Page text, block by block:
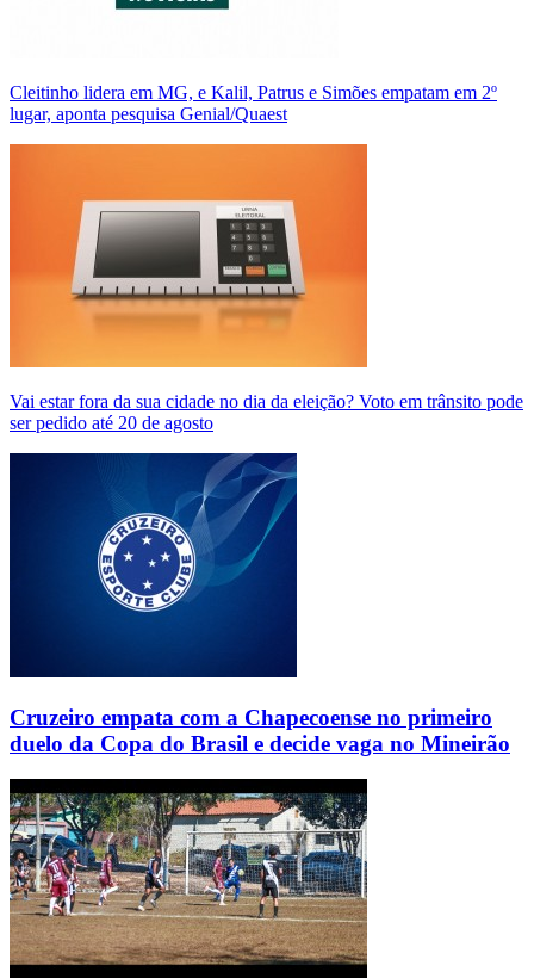
Cleitinho lidera em MG, e Kalil, Patrus e Simões empatam em 2º
lugar, aponta pesquisa Genial/Quaest
Vai estar fora da sua cidade no dia da eleição? Voto em trânsito pode
ser pedido até 20 de agosto
Cruzeiro empata com a Chapecoense no primeiro
duelo da Copa do Brasil e decide vaga no Mineirão